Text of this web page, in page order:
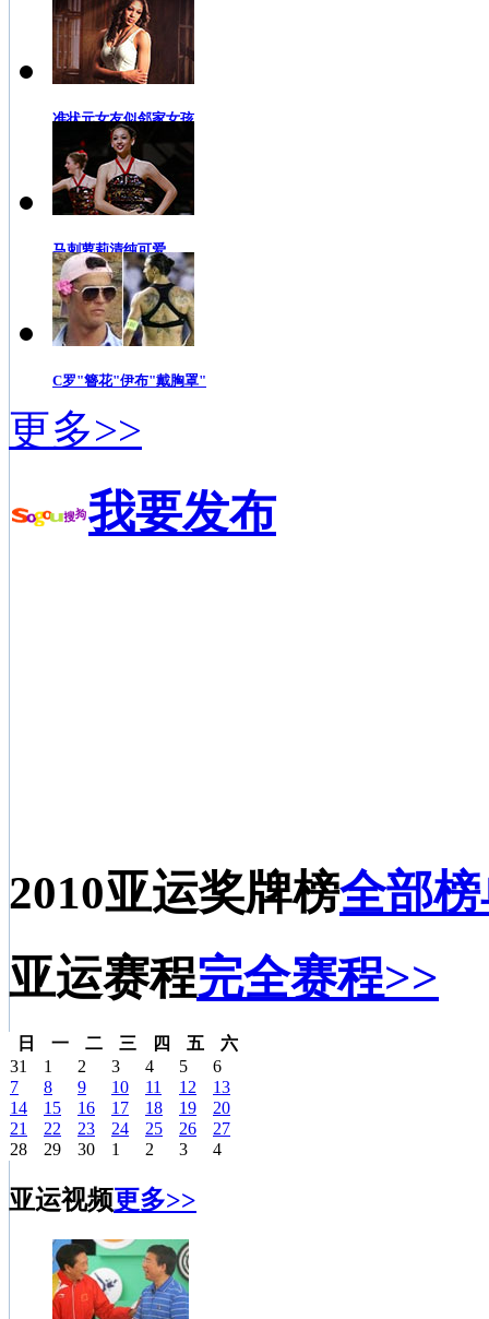
准状元女友似邻家女孩
马刺萝莉清纯可爱
C罗"簪花"伊布"戴胸罩"
更多>>
我要发布
2010亚运奖牌榜全部
亚运赛程完全赛程>>
日 一 二 三 四 五
六
31
1 2 3 4 5
6
7
8 9 10 11 12
13
14
15 16 17 18 19
20
21
22 23 24 25 26
27
28
29 30 1 2 3 4
亚运视频更多>>